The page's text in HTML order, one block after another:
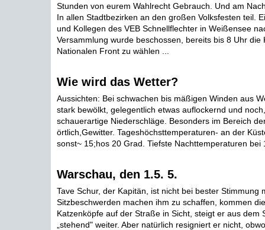
Stunden von eurem Wahlrecht Gebrauch. Und am
In allen Stadtbezirken an den großen Volksfesten teil.
und Kollegen des VEB Schnellflechter in Weißensee
Versammlung wurde beschossen, bereits bis 8 Uhr die
Nationalen Front zu wählen ...
Wie wird das Wetter?
Aussichten: Bei schwachen bis mäßigen Winden aus
stark bewölkt, gelegentlich etwas auflockernd und
schauerartige Niederschläge. Besonders im Bereich
örtlich,Gewitter. Tageshöchsttemperaturen- an der
sonst~ 15;hos 20 Grad. Tiefste Nachttemperaturen bei
Warschau, den 1.5. 5.
Tave Schur, der Kapitän, ist nicht bei bester Stimmung
Sitzbeschwerden machen ihm zu schaffen, kommen
Katzenköpfe auf der Straße in Sicht, steigt er aus dem
„stehend" weiter. Aber natürlich resigniert er nicht,